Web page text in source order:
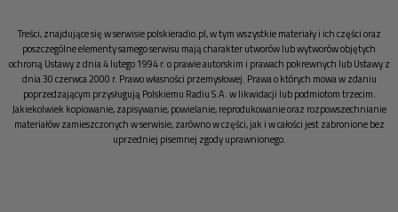
Treści, znajdujące się w serwisie polskieradio.pl, w tym wszystkie materiały i ich części oraz
poszczególne elementy samego serwisu mają charakter utworów lub wytworów objętych
ochroną Ustawy z dnia 4 lutego 1994 r. o prawie autorskim i prawach pokrewnych lub Ustawy z
dnia 30 czerwca 2000 r. Prawo własności przemysłowej. Prawa o których mowa w zdaniu
poprzedzającym przysługują Polskiemu Radiu S.A. w likwidacji lub podmiotom trzecim.
Jakiekolwiek kopiowanie, zapisywanie, powielanie, reprodukowanie oraz rozpowszechnianie
materiałów zamieszczonych w serwisie, zarówno w części, jak i w całości jest zabronione bez
uprzedniej pisemnej zgody uprawnionego.